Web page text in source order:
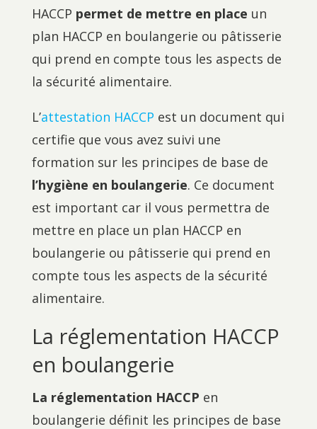
HACCP permet de mettre en place un
plan HACCP en boulangerie ou pâtisserie
qui prend en compte tous les aspects de
la sécurité alimentaire.
L’attestation HACCP est un document qui
certifie que vous avez suivi une
formation sur les principes de base de
l’hygiène en boulangerie. Ce document
est important car il vous permettra de
mettre en place un plan HACCP en
boulangerie ou pâtisserie qui prend en
compte tous les aspects de la sécurité
alimentaire.
La réglementation HACCP
en boulangerie
La réglementation HACCP en
boulangerie définit les principes de base